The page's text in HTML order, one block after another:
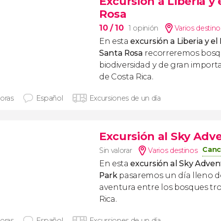
Rosa
10/ 10 1 opinión Varios
En estaexcursión a Liberia y
Santa Rosa recorreremos
biodiversidad y de gran
de Costa Rica.
Español Excursiones de un día
Excursión al Sky
Sin valorar Varios destinos
En estaexcursión al Sky
Parkpasaremos un día lleno
aventura entre los bosques
Rica.